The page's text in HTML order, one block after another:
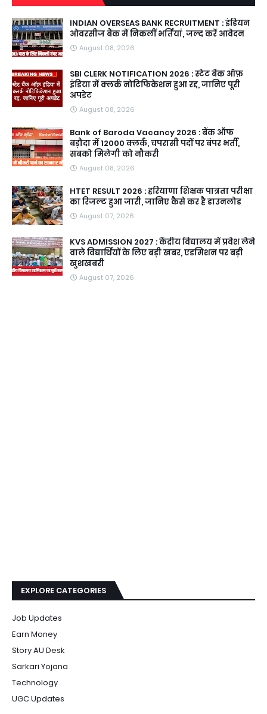
INDIAN OVERSEAS BANK RECRUITMENT : इंडियन
ओवरसीज बैंक में निकलीं भर्तियां, जल्द करें आवेदन
August 08, 2026
SBI CLERK NOTIFICATION 2026 : स्टेट बैंक ऑफ़
इंडिया में क्लर्क नोटिफिकेशन हुआ रद्द, जानिए पूरी
अपडेट
August 08, 2026
Bank of Baroda Vacancy 2026 : बैंक ऑफ
बड़ौदा में 12000 क्लर्क, चपरासी पदों पर बंपर भर्ती,
सबको मिलेगी को नौकरी
August 08, 2026
HTET RESULT 2026 : हरियाणा शिक्षक पात्रता परीक्षा
का रिजल्ट हुआ जारी, जानिए कैसे कर है डाउनलोड
August 07, 2026
KVS ADMISSION 2027 : केंद्रीय विद्यालय में प्रवेश लेने
वाले विद्यार्थियों के लिए बड़ी खबर, एडमिशन पर बड़ी
खुशखबरी
August 07, 2026
EXPLORE CATEGORIES
Job Updates
Earn Money
Story AU Desk
Sarkari Yojana
Technology
UGC Updates